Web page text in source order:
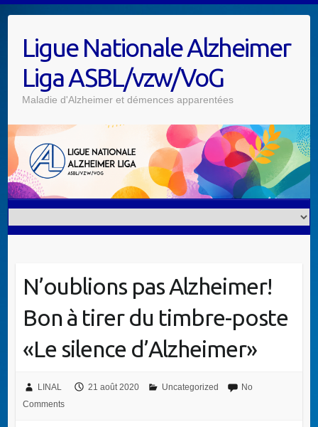
Ligue Nationale Alzheimer
Liga ASBL/vzw/VoG
Maladie d'Alzheimer et démences apparentées
N’oublions pas Alzheimer!
Bon à tirer du timbre-poste
«Le silence d’Alzheimer»
LINAL 21 août 2020 Uncategorized
No
Comments